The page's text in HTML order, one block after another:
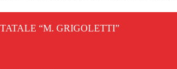
“M. GRIGOLETTI”